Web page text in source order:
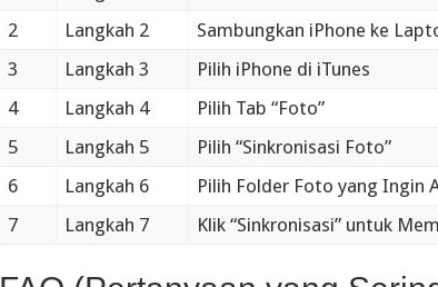
2
Langkah 2
Sambungkan iPhone ke
3
Langkah 3
Pilih iPhone di iTunes
4
Langkah 4
Pilih Tab “Foto”
5
Langkah 5
Pilih “Sinkronisasi Foto”
6
Langkah 6
Pilih Folder Foto yang Ingin
7
Langkah 7 Klik “Sinkronisasi” untuk